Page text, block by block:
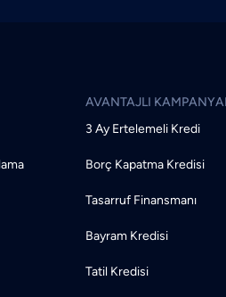
AVANTAJLI
3 Ay Ertelemeli Kredi
Borç Kapatma Kredisi
Tasarruf Finansmanı
Bayram Kredisi
Tatil Kredisi